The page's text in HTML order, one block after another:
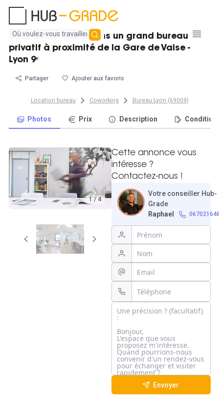
Aucun
résultat
trouvé
Postes de travail dans un grand bureau
privatif à proximité de la Gare de Vaise -
Lyon 9ᵉ
Partager Ajouter aux favoris
Location bureau Coworking Bureau Lyon (69009)
Photos Prix Description
1 / 4
Cette annonce vous
intéresse ?
Contactez-nous !
Votre conseiller Hub-
Grade
Raphael
Envoyer